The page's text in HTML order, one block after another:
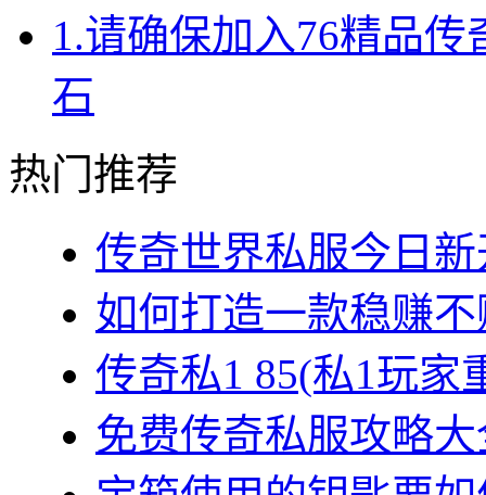
1.请确保加入76精品
石
热门推荐
传奇世界私服今日
如何打造一款稳赚
传奇私1 85(私1玩家
免费传奇私服攻略